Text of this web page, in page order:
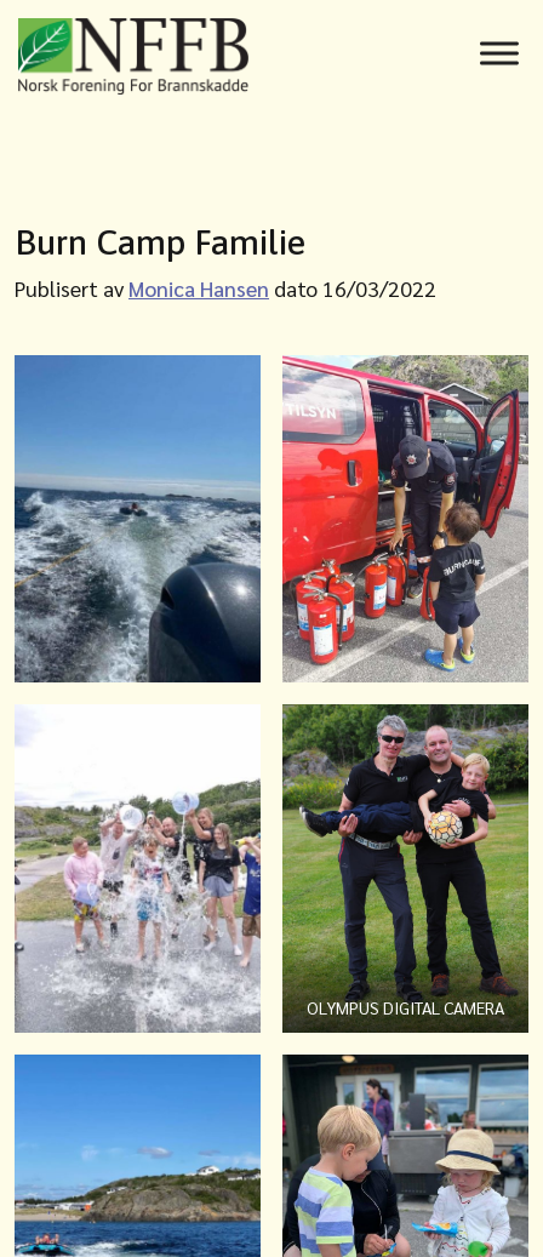
Burn Camp Familie
Publisert av Monica Hansen dato 16/03/2022
OLYMPUS DIGITAL CAMERA